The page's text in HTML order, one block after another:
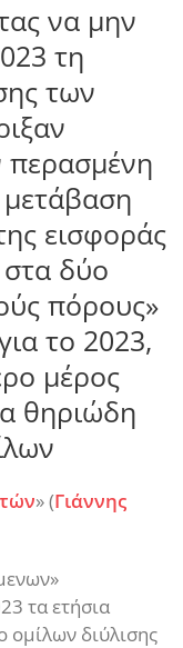
να μην
τη
των
περασμένη
μετάβαση
εισφοράς
στα δύο
πόρους»
το 2023,
μέρος
θηριώδη
» (Γιάννης
τα ετήσια
ομίλων διύλισης